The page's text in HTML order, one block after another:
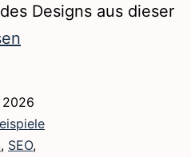
Designs aus dieser
2026
, SEO,